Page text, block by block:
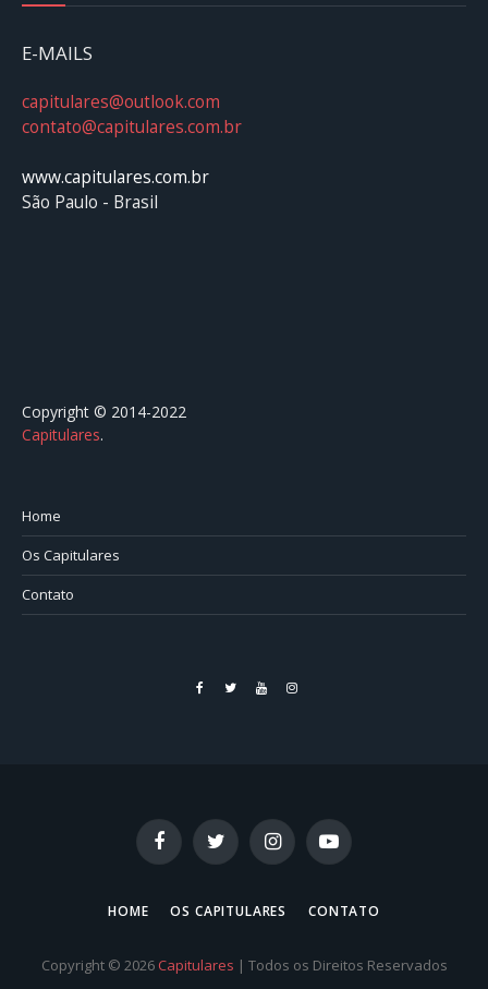
E-MAILS
capitulares@outlook.com
contato@capitulares.com.br
www.capitulares.com.br
São Paulo - Brasil
Copyright © 2014-2022
Capitulares.⠀⠀⠀⠀⠀⠀⠀⠀⠀⠀⠀⠀⠀⠀⠀⠀⠀⠀⠀⠀⠀⠀⠀⠀⠀⠀⠀
Home
Os Capitulares
Contato
FacebookTwitterYouTubeInstagram
FacebookTwitter InstagramYouTube
HOME OS CAPITULARES CONTATO
Copyright © 2026 Capitulares | Todos os Direitos Reservados